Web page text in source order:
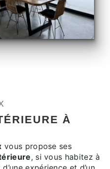
À
vous propose ses
, si vous habitez à